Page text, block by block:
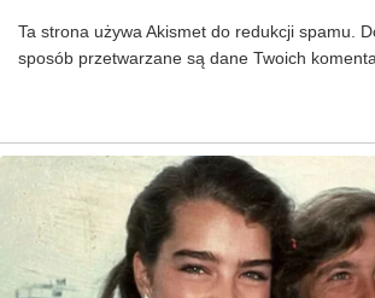
Ta strona używa Akismet do redukcji spamu.
sposób przetwarzane są dane Twoich